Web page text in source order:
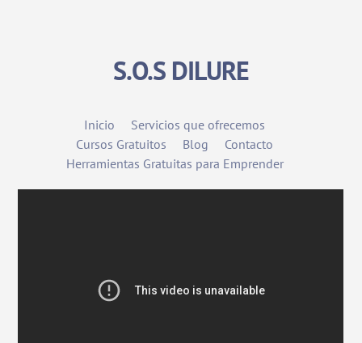
S.O.S DILURE
Inicio
Servicios que ofrecemos
Cursos Gratuitos
Blog
Contacto
Herramientas Gratuitas para Emprender